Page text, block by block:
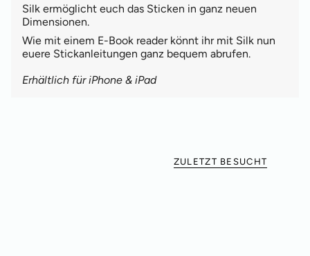
Silk ermöglicht euch das Sticken in ganz neuen
Dimensionen.
Wie mit einem E-Book reader könnt ihr mit Silk nun
euere Stickanleitungen ganz bequem abrufen.
Erhältlich für iPhone & iPad
ZULETZT BESUCHT